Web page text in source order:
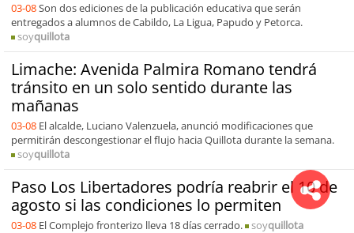
03-08Son dos ediciones de la publicación educativa que serán
entregados a alumnos de Cabildo, La Ligua, Papudo y Petorca.
soyquillota
Limache: Avenida Palmira Romano tendrá
tránsito en un solo sentido durante las
mañanas
03-08 El alcalde, Luciano Valenzuela, anunció modificaciones que
permitirán descongestionar el flujo hacia Quillota durante la semana.
soyquillota
Paso Los Libertadores podría reabrir el 10 de
agosto si las condiciones lo permiten
03-08 El Complejo fronterizo lleva 18 días cerrado. soyquillota